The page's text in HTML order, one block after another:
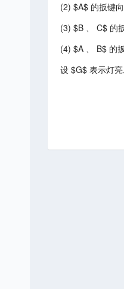
(2) $A$ 的扳键
(3) $B 、 C$ 的
(4) $A 、 B$ 的
设 $G$ 表示灯